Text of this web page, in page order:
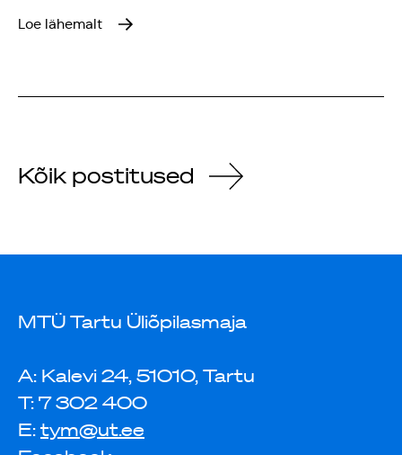
Loe lähemalt
Kõik postitused
MTÜ Tartu Üliõpilasmaja
A: Kalevi 24, 51010, Tartu
T: 7 302 400
E: tym@ut.ee